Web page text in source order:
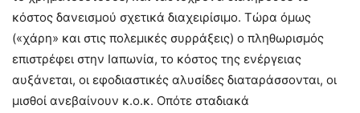
κόστος δανεισμού σχετικά διαχειρίσιμο. Τώρα όμως
(«χάρη» και στις πολεμικές συρράξεις) ο πληθωρισμός
επιστρέφει στην Ιαπωνία, το κόστος της ενέργειας
αυξάνεται, οι εφοδιαστικές αλυσίδες διαταράσσονται, οι
μισθοί ανεβαίνουν κ.ο.κ. Οπότε σταδιακά